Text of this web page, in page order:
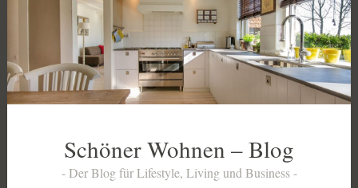
Schöner Wohnen – Blog
Der Blog für Lifestyle, Living und Business